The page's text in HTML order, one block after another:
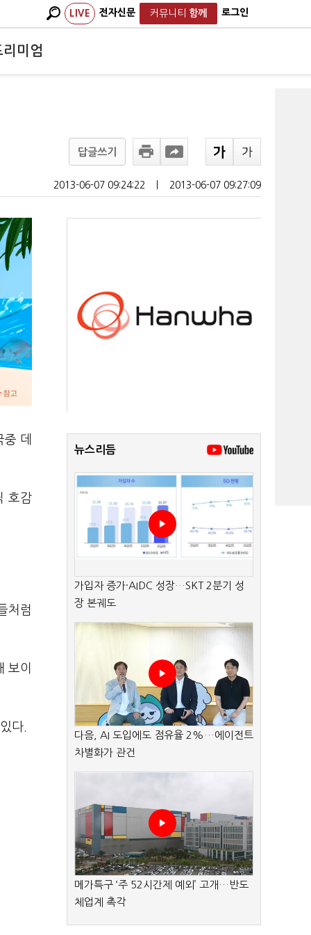
LIVE 전자신문 커뮤니티 함께 로그인
리미엄
답글쓰기
2013-06-07 09:24:22 2013-06-07 09:27:09
데
호감
처럼
보이
다.
뉴스리듬
가입자 증가·AIDC 성장…SKT 2분기 성
장 본궤도
다음, AI 도입에도 점유율 2%…에이전트
차별화가 관건
메가특구 ‘주 52시간제 예외’ 고개…반도
체업계 촉각